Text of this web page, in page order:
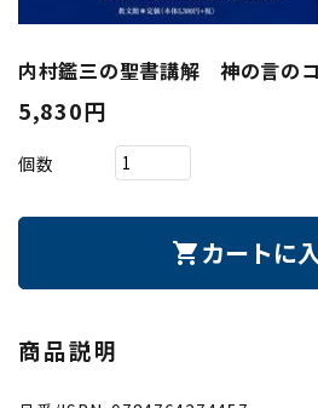
内村鑑三の聖書講解 神の言の
5,830円
個数
shopping_cart カートに
商品説明